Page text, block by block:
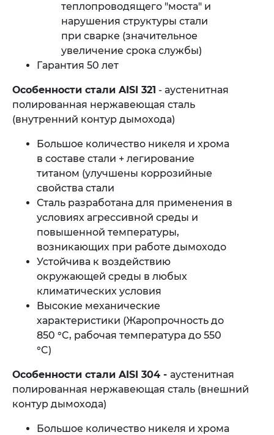
теплопроводящего "моста" и
нарушения структуры стали
при сварке (значительное
увеличение срока службы)
Гарантия 50 лет
Особенности стали AISI 321 - аустенитная
полированная нержавеющая сталь
(внутренний контур дымохода)
Большое количество никеля и хрома
в составе стали + легирование
титаном (улучшены коррозийные
свойства стали
Сталь разработана для применения в
условиях агрессивной среды и
повышенной температуры,
возникающих при работе дымоходо
Устойчива к воздействию
окружающей среды в любых
климатических условия
Высокие механические
характеристики (Жаропрочность до
850 °C, рабочая температура до 550
°C)
Особенности стали AISI 304 - аустенитная
полированная нержавеющая сталь (внешний
контур дымохода)
Большое количество никеля и хрома